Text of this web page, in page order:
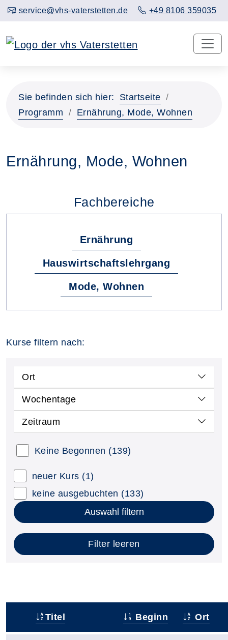
service@vhs-vaterstetten.de +49 8106 359035
Sie befinden sich hier:
Startseite
Programm
Ernährung, Mode, Wohnen
Ernährung, Mode, Wohnen
Fachbereiche
Ernährung
Hauswirtschaftslehrgang
Mode, Wohnen
Kurse filtern nach:
Ort
Wochentage
Zeitraum
Keine Begonnen (139)
neuer Kurs (1)
keine ausgebuchten (133)
Auswahl filtern
Filter leeren
Titel Beginn Ort